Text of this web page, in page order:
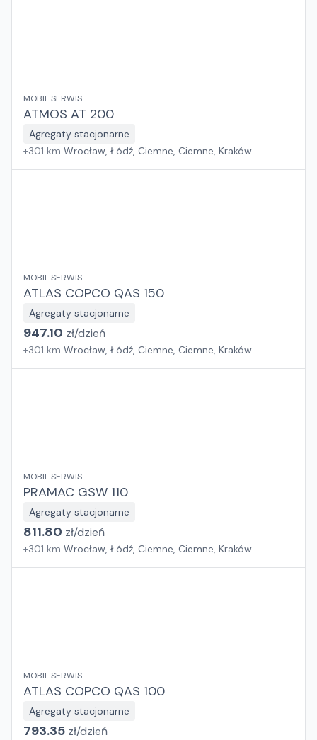
MOBIL SERWIS
ATMOS AT 200
Agregaty stacjonarne
+301 km Wrocław, Łódź, Ciemne, Ciemne, Kraków
MOBIL SERWIS
ATLAS COPCO QAS 150
Agregaty stacjonarne
947.10 zł/dzień
+301 km Wrocław, Łódź, Ciemne, Ciemne, Kraków
MOBIL SERWIS
PRAMAC GSW 110
Agregaty stacjonarne
811.80 zł/dzień
+301 km Wrocław, Łódź, Ciemne, Ciemne, Kraków
MOBIL SERWIS
ATLAS COPCO QAS 100
Agregaty stacjonarne
793.35 zł/dzień